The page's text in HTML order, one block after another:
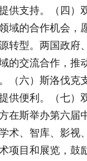
供支持。（四
域的合作机会
转型。两国政
的交流合作，
六）斯洛伐克
供便利。（七
在斯举办第六
术、智库、影
项目和展览，